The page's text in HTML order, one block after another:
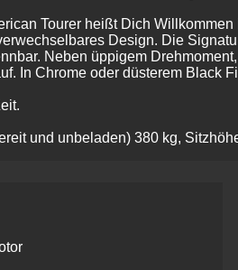
Tourer heißt Dich
Design. Die
Neben üppigem
In Chrome oder düsterem Black
und unbeladen) 380 kg,